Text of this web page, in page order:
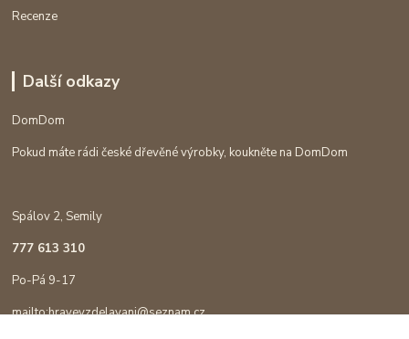
Recenze
Další odkazy
DomDom
Pokud máte rádi české dřevěné výrobky, koukněte na DomDom
Spálov 2, Semily
777 613 310
Po-Pá 9-17
mailto:hravevzdelavani@seznam.cz